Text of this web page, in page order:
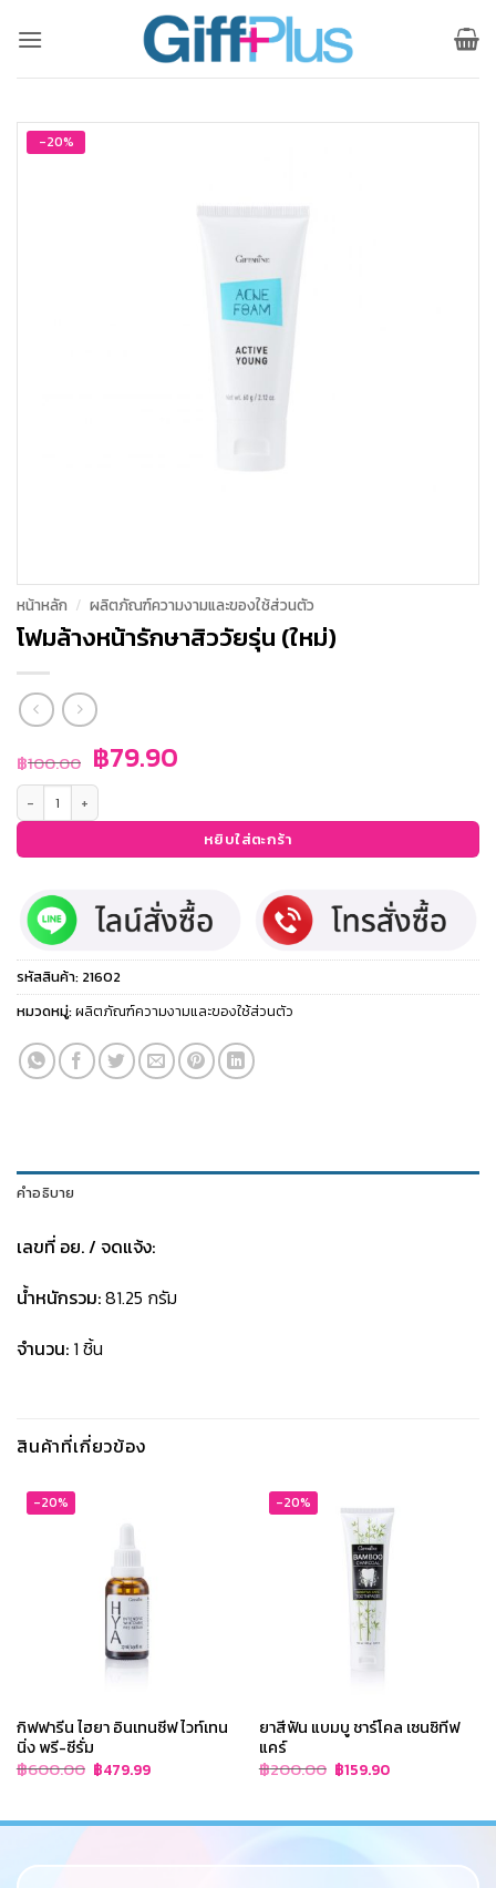
-20%
หน้าหลัก / ผลิตภัณฑ์ความงามและของใช้ส่วนตัว
โฟมล้างหน้ารักษาสิววัยรุ่น (ใหม่)
฿100.00 Original
price
was:
฿79.90Current
฿79.90.
จำนวน โฟมล้างหน้ารักษาสิววัยรุ่น (ใหม่) ชิ้น
หยิบใส่ตะกร้า
รหัสสินค้า: 21602
หมวดหมู่:ผลิตภัณฑ์ความงามและของใช้ส่วนตัว
คำอธิบาย
เลขที่ อย. / จดแจ้ง:
น้ำหนักรวม:81.25 กรัม
จำนวน: 1 ชิ้น
สินค้าที่เกี่ยวข้อง
-20%
กิฟฟารีน ไฮยา อินเทนซีฟ ไวท์เทน
นิ่ง พรี-ซีรั่ม
฿600.00 Original
price
฿479.99Current
price
-20%
ยาสีฟัน แบมบู ชาร์โคล เซนซิทีฟ
แคร์
฿200.00 Original
price
฿159.90Current
price